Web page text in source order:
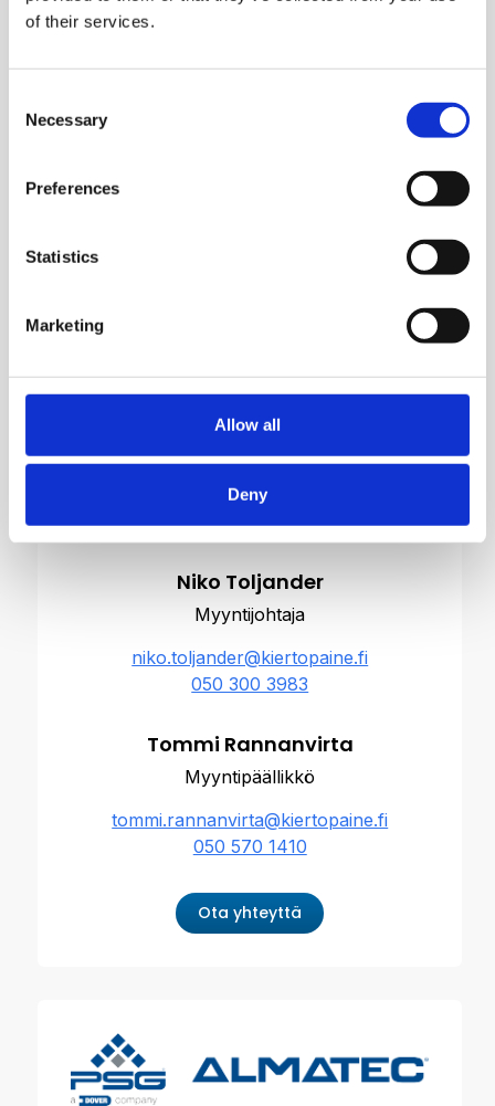
of their services.
Selection
Necessary
Preferences
Statistics
Marketing
Allow all
Deny
Ota yhteyttä
Niko Toljander
Myyntijohtaja
niko.toljander@kiertopaine.fi
050 300 3983
Tommi Rannanvirta
Myyntipäällikkö
tommi.rannanvirta@kiertopaine.fi
050 570 1410
Ota yhteyttä